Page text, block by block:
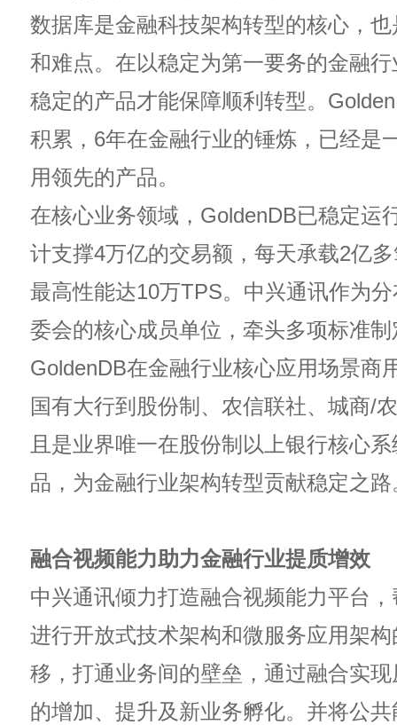
数据库是金融科技架构转型的核心，
和难点。在以稳定为第一要务的金融
稳定的产品才能保障顺利转型。
积累，6年在金融行业的锤炼，已经是
用领先的产品。
在核心业务领域，GoldenDB已稳定运
计支撑4万亿的交易额，每天承载2亿
最高性能达10万TPS。中兴通讯作为
委会的核心成员单位，牵头多项标准
GoldenDB在金融行业核心应用场景商
国有大行到股份制、农信联社、城商/
且是业界唯一在股份制以上银行核心
品，为金融行业架构转型贡献稳定之路
融合视频能力助力金融行业提质增效
中兴通讯倾力打造融合视频能力平台
进行开放式技术架构和微服务应用架
移，打通业务间的壁垒，通过融合实
的增加、提升及新业务孵化。并将公